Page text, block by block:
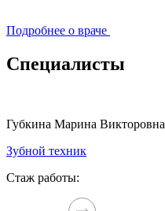
Подробнее о враче
Специалисты
Губкина Марина Викторовна
Зубной техник
Стаж работы: